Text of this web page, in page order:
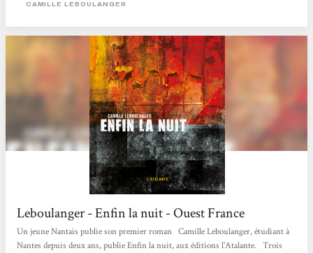
CAMILLE LEBOULANGER
Leboulanger - Enfin la nuit - Ouest France
Un jeune Nantais publie son premier roman Camille Leboulanger, étudiant à
Nantes depuis deux ans, publie Enfin la nuit, aux éditions l'Atalante. Trois